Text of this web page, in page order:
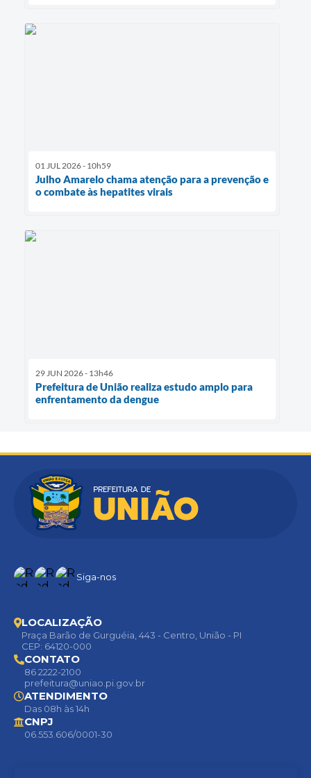
01 JUL 2026 - 10h59
Julho Amarelo chama atenção para a prevenção e
o combate às hepatites virais
29 JUN 2026 - 13h46
Prefeitura de União realiza estudo amplo para
enfrentamento da dengue
Siga-nos
LOCALIZAÇÃO
Praça Barão de Gurguéia, 443 - Centro, União - PI
CEP: 64120-000
CONTATO
86 2222-2100
prefeitura@uniao.pi.gov.br
ATENDIMENTO
Das 08h às 14h
CNPJ
06.553.606/0001-30